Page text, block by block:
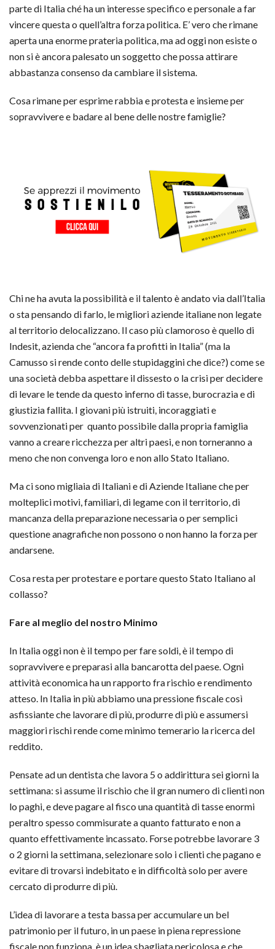
parte di Italia ché ha un interesse specifico e personale a far
vincere questa o quell’altra forza politica. E’ vero che rimane
aperta una enorme prateria politica, ma ad oggi non esiste o
non si è ancora palesato un soggetto che possa attirare
abbastanza consenso da cambiare il sistema.
Cosa rimane per esprime rabbia e protesta e insieme per
sopravvivere e badare al bene delle nostre famiglie?
Chi ne ha avuta la possibilità e il talento è andato via dall’Italia
o sta pensando di farlo, le migliori aziende italiane non legate
al territorio delocalizzano. Il caso più clamoroso è quello di
Indesit, azienda che “ancora fa profitti in Italia” (ma la
Camusso si rende conto delle stupidaggini che dice?) come se
una società debba aspettare il dissesto o la crisi per decidere
di levare le tende da questo inferno di tasse, burocrazia e di
giustizia fallita. I giovani più istruiti, incoraggiati e
sovvenzionati per quanto possibile dalla propria famiglia
vanno a creare ricchezza per altri paesi, e non torneranno a
meno che non convenga loro e non allo Stato Italiano.
Ma ci sono migliaia di Italiani e di Aziende Italiane che per
molteplici motivi, familiari, di legame con il territorio, di
mancanza della preparazione necessaria o per semplici
questione anagrafiche non possono o non hanno la forza per
andarsene.
Cosa resta per protestare e portare questo Stato Italiano al
collasso?
Fare al meglio del nostro Minimo
In Italia oggi non è il tempo per fare soldi, è il tempo di
sopravvivere e preparasi alla bancarotta del paese. Ogni
attività economica ha un rapporto fra rischio e rendimento
atteso. In Italia in più abbiamo una pressione fiscale così
asfissiante che lavorare di più, produrre di più e assumersi
maggiori rischi rende come minimo temerario la ricerca del
reddito.
Pensate ad un dentista che lavora 5 o addirittura sei giorni la
settimana: si assume il rischio che il gran numero di clienti non
lo paghi, e deve pagare al fisco una quantità di tasse enormi
peraltro spesso commisurate a quanto fatturato e non a
quanto effettivamente incassato. Forse potrebbe lavorare 3
o 2 giorni la settimana, selezionare solo i clienti che pagano e
evitare di trovarsi indebitato e in difficoltà solo per avere
cercato di produrre di più.
L’idea di lavorare a testa bassa per accumulare un bel
patrimonio per il futuro, in un paese in piena repressione
fiscale non funziona, è un idea sbagliata pericolosa e che